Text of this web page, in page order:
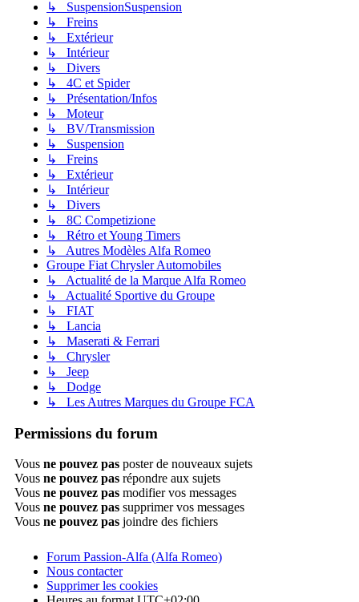
↳ SuspensionSuspension
↳ Freins
↳ Extérieur
↳ Intérieur
↳ Divers
↳ 4C et Spider
↳ Présentation/Infos
↳ Moteur
↳ BV/Transmission
↳ Suspension
↳ Freins
↳ Extérieur
↳ Intérieur
↳ Divers
↳ 8C Competizione
↳ Rétro et Young Timers
↳ Autres Modèles Alfa Romeo
Groupe Fiat Chrysler Automobiles
↳ Actualité de la Marque Alfa Romeo
↳ Actualité Sportive du Groupe
↳ FIAT
↳ Lancia
↳ Maserati & Ferrari
↳ Chrysler
↳ Jeep
↳ Dodge
↳ Les Autres Marques du Groupe FCA
Permissions du forum
Vous ne pouvez pas poster de nouveaux sujets
Vous ne pouvez pas répondre aux sujets
Vous ne pouvez pas modifier vos messages
Vous ne pouvez pas supprimer vos messages
Vous ne pouvez pas joindre des fichiers
Forum Passion-Alfa (Alfa Romeo)
Nous contacter
Supprimer les cookies